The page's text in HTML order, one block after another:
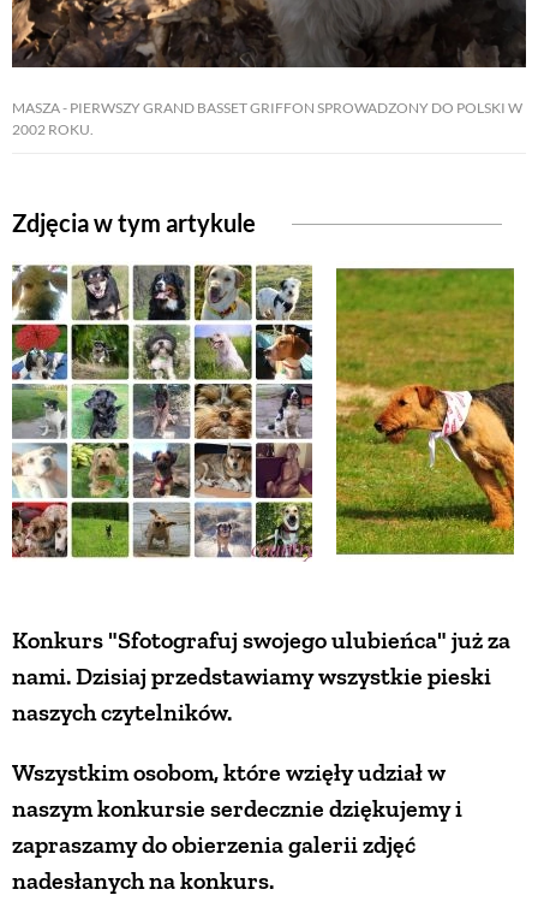
MASZA - PIERWSZY GRAND BASSET GRIFFON SPROWADZONY DO POLSKI W
2002 ROKU.
Zdjęcia w tym artykule
Konkurs "Sfotografuj swojego ulubieńca" już za
nami. Dzisiaj przedstawiamy wszystkie pieski
naszych czytelników.
Wszystkim osobom, które wzięły udział w
naszym konkursie serdecznie dziękujemy i
zapraszamy do obierzenia galerii zdjęć
nadesłanych na konkurs.
DLA DOMU
ZWIERZĘTA DOMOWE
ZWIERZĘTA W NATURZE
GRZYBY
KRAJOBRAZ
RZEMIOSŁO
ZRÓB TO SAM
PRZEPISY